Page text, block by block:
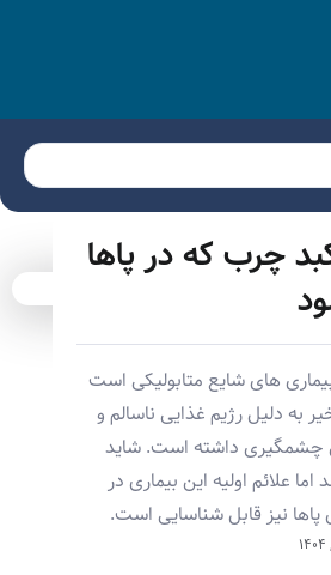
چرب که در پاها
های شایع متابولیکی است
به دلیل رژیم غذایی ناسالم و
چشمگیری داشته است. شاید
علائم اولیه این بیماری در
پاها نیز قابل شناسایی است.